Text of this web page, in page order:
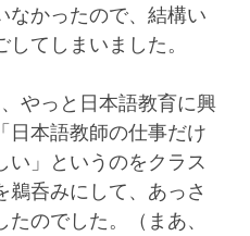
なかったので、結構い
てしまいました。
やっと日本語教育に興
日本語教師の仕事だけ
い」というのをクラス
鵜呑みにして、あっさ
のでした。（まあ、